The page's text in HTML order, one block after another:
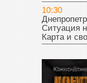
10:30
Ситуация
Карта и